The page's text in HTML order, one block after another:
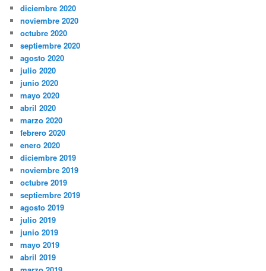
diciembre 2020
noviembre 2020
octubre 2020
septiembre 2020
agosto 2020
julio 2020
junio 2020
mayo 2020
abril 2020
marzo 2020
febrero 2020
enero 2020
diciembre 2019
noviembre 2019
octubre 2019
septiembre 2019
agosto 2019
julio 2019
junio 2019
mayo 2019
abril 2019